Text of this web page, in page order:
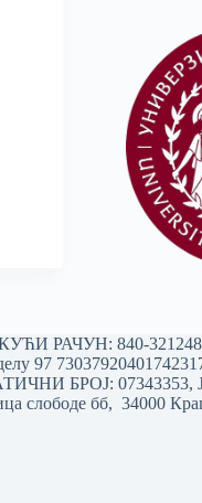
РАЧУН: 840-
97
БРОЈ: 07343353,
слободе бб, 34000